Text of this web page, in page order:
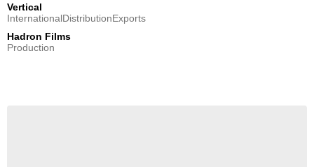
Vertical
InternationalDistributionExports
Hadron Films
Production